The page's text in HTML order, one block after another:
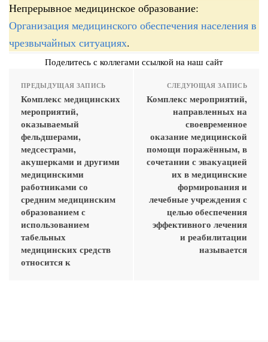
Непрерывное медицинское образование:
Организация медицинского обеспечения населения в
чрезвычайных ситуациях.
Поделитесь с коллегами ссылкой на наш сайт
ПРЕДЫДУЩАЯ ЗАПИСЬ
Комплекс медицинских
мероприятий,
оказываемый
фельдшерами,
медсестрами,
акушерками и другими
медицинскими
работниками со
средним медицинским
образованием с
использованием
табельных
медицинских средств
относится к
СЛЕДУЮЩАЯ ЗАПИСЬ
Комплекс мероприятий,
направленных на
своевременное
оказание медицинской
помощи поражённым, в
сочетании с эвакуацией
их в медицинские
формирования и
лечебные учреждения с
целью обеспечения
эффективного лечения
и реабилитации
называется